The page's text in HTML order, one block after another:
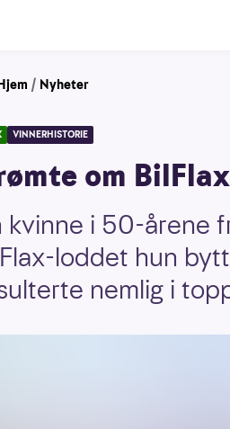
/ Nyheter
VINNERHISTORIE
om
kvinne i 50-årene
loddet hun
nemlig i